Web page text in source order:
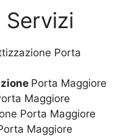
Porta
Porta Maggiore
Maggiore
Porta Maggiore
Maggiore